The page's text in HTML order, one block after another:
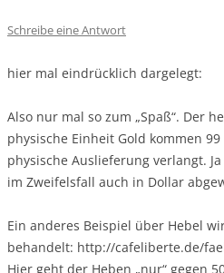
Schreibe eine Antwort
hier mal eindrücklich dargelegt:
Also nur mal so zum „Spaß“. Der
physische Einheit Gold kommen
physische Auslieferung verlangt.
im Zweifelsfall auch in Dollar
Ein anderes Beispiel über Hebel
behandelt: http://cafeliberte.de/
Hier geht der Heben „nur“ gegen